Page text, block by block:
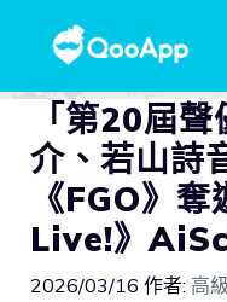
「第20屆
介、若山詩
《FGO》
Live!》
2026/03/16 作者: 高